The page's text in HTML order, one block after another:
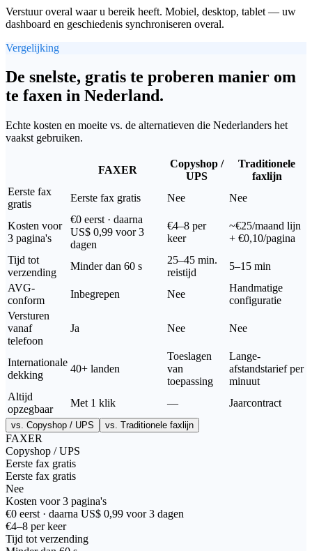
Verstuur overal waar u bereik heeft. Mobiel, desktop, tablet — uw
dashboard en geschiedenis synchroniseren overal.
Vergelijking
De snelste, gratis te proberen manier om
te faxen in Nederland.
Echte kosten en moeite vs. de alternatieven die Nederlanders het
vaakst gebruiken.
FAXER
Copyshop /
UPS
Traditionele
faxlijn
Eerste fax
gratis
Eerste fax gratis Nee Nee
Kosten voor
3 pagina's
€0 eerst · daarna
US$ 0,99 voor 3
dagen
€4–8 per
keer
~€25/maand lijn
+ €0,10/pagina
Tijd tot
verzending
Minder dan 60 s
25–45 min.
reistijd
5–15 min
AVG-
conform
Inbegrepen Nee
Handmatige
configuratie
Versturen
vanaf
telefoon
Ja Nee Nee
Internationale
dekking
40+ landen
Toeslagen
van
toepassing
Lange-
afstandstarief per
minuut
Altijd
opzegbaar
Met 1 klik — Jaarcontract
vs. Copyshop / UPS vs. Traditionele faxlijn
FAXER
Copyshop / UPS
Eerste fax gratis
Eerste fax gratis
Nee
Kosten voor 3 pagina's
€0 eerst · daarna US$ 0,99 voor 3 dagen
€4–8 per keer
Tijd tot verzending